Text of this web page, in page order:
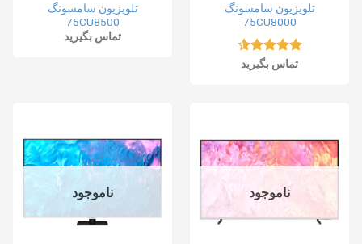
تلویزیون سامسونگ
75CU8000
نمره 4.50
تماس بگیرید
تلویزیون سامسونگ
75CU8500
تماس بگیرید
ناموجود ناموجود